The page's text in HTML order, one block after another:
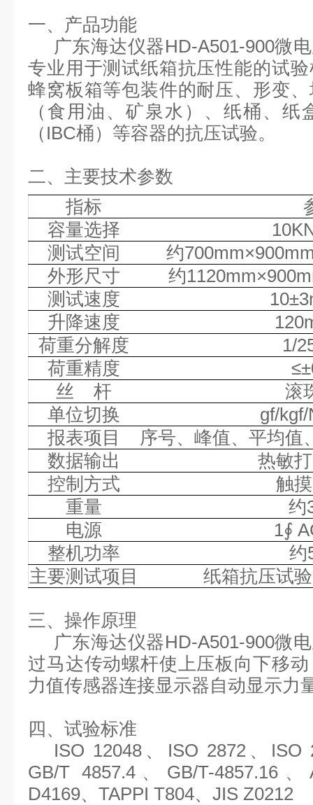
一、产品功能
广东海达仪器HD-A501-900微
专业用于测试纸箱抗压性能的试
蜂窝板箱等包装件的耐压、形变
（食用油、矿泉水）、纸桶、
（ IBC桶）等容器的抗压试验。
二、主要技术参数
指标
容量选择
测试空间
约
外形尺寸
约
测试速度
升降速度
荷重分解度
1/
荷重精度
丝
杆
滚
单位切换
gf/
报表项目
序号、峰值、平均值
数据输出
热敏
控制方式
触
重量
约
电源
1∮
整机功率
约
主要测试项目
纸箱抗压试
三、操作原理
广东海达仪器HD-A501-900微
过马达传动螺杆使上压板向下移
力值传感器连接显示器自动显示力
四、试验标准
ISO 12048、ISO 2872、ISO
GB/T 4857.4、GB/T-4857.16
D4169、TAPPI T804、JIS Z0212